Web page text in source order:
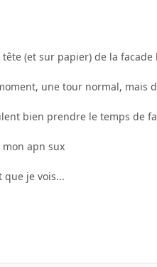
(et sur papier) de la
une tour normal, mais
bien prendre le temps de
apn sux
que je vois...